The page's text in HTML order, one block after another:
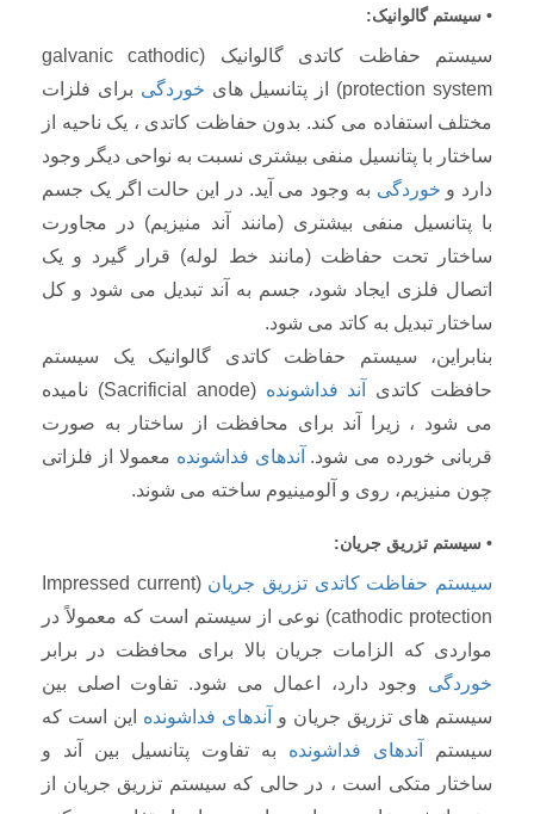
• سیستم گالوانیک:
سیستم حفاظت کاتدی گالوانیک (galvanic cathodic
protection system) از پتانسیل های
خوردگی برای فلزات
مختلف استفاده می کند. بدون حفاظت کاتدی ، یک ناحیه از
ساختار با پتانسیل منفی بیشتری نسبت به نواحی دیگر وجود
دارد و خوردگی به وجود می آید. در این حالت اگر یک جسم
با پتانسیل منفی بیشتری (مانند آند منیزیم) در مجاورت
ساختار تحت حفاظت (مانند خط لوله) قرار گیرد و یک
اتصال فلزی ایجاد شود، جسم به آند تبدیل می شود و کل
ساختار تبدیل به کاتد می شود.
بنابراین، سیستم حفاظت کاتدی گالوانیک یک سیستم
حافظت کاتدی آند فداشونده
(Sacrificial anode) نامیده
می شود ، زیرا آند برای محافظت از ساختار به صورت
قربانی خورده می شود. آندهای فداشونده معمولا از فلزاتی
چون منیزیم، روی و آلومینیوم ساخته می شوند.
• سیستم تزریق جریان:
سیستم حفاظت کاتدی تزریق جریان
(Impressed current
cathodic protection) نوعی از سیستم است که معمولاً در
مواردی که الزامات جریان بالا برای محافظت در برابر
خوردگی وجود دارد، اعمال می شود. تفاوت اصلی بین
سیستم های تزریق جریان و
آندهای فداشونده این است که
سیستم
آندهای فداشونده به تفاوت پتانسیل بین آند و
ساختار متکی است ، در حالی که سیستم تزریق جریان از